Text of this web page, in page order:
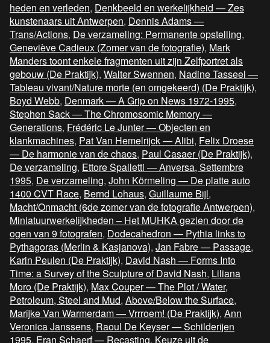
heden en verleden, Denkbeeld en werkelijkheid — Zes
kunstenaars uit Antwerpen, Dennis Adams —
Trans/Actions, De verzameling: Permanente opstelling,
Geneviève Cadieux (Zomer van de fotografie), Mark
Manders toont enkele fragmenten uit zijn Zelfportret als
gebouw (De Praktijk), Walter Swennen, Nadine Tasseel —
Tableau vivant/Nature morte (en omgekeerd) (De Praktijk),
Boyd Webb, Denmark — A Grip on News 1972-1995,
Stephen Sack — The Chromosomic Memory —
Generations, Frédéric Le Junter — Objecten en
klankmachines, Pat Van Hemelrijck — Alibi, Felix Droese
— De harmonie van de chaos, Paul Casaer (De Praktijk),
De verzameling, Ettore Spalletti — Anversa, Settembre
1995, De verzameling, John Körmeling — De platte auto
1400 CVT Race, Bernd Lohaus, Guillaume Bijl,
Macht/Onmacht (6de zomer van de fotografie Antwerpen),
Miniatuurwerkelijkheden – Het MUHKA gezien door de
ogen van 9 fotografen, Dodecahedron — Pythia links to
Pythagoras (Merlin & Kasjanova), Jan Fabre — Passage,
Karin Peulen (De Praktijk), David Nash — Forms Into
Time: a Survey of the Sculpture of David Nash, Liliana
Moro (De Praktijk), Max Couper — The Plot / Water,
Petroleum, Steel and Mud, Above/Below the Surface,
Marijke Van Warmerdam — Vrrroem! (De Praktijk), Ann
Veronica Janssens, Raoul De Keyser — Schilderijen
1995, Eran Schaerf — Recasting, Keuze uit de